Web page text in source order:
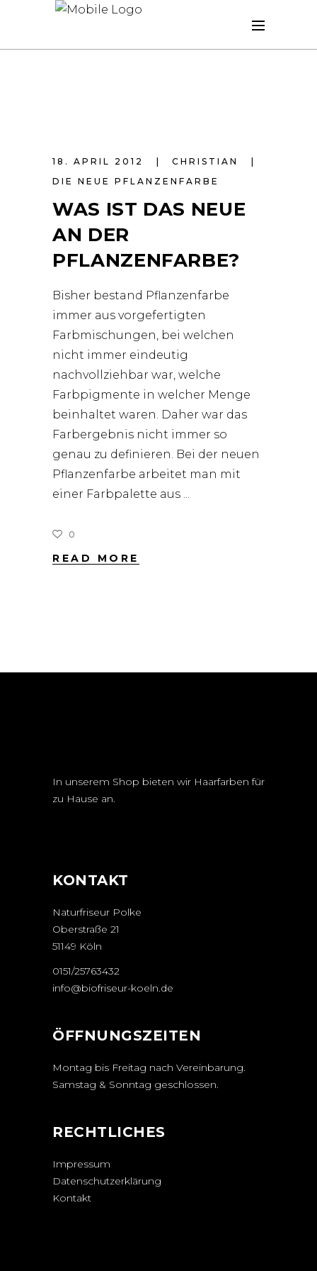
18. APRIL 2012
CHRISTIAN
DIE NEUE PFLANZENFARBE
WAS IST DAS NEUE
AN DER
PFLANZENFARBE?
Bisher bestand Pflanzenfarbe
immer aus vorgefertigten
Farbmischungen, bei welchen
nicht immer eindeutig
nachvollziehbar war, welche
Farbpigmente in welcher Menge
beinhaltet waren. Daher war das
Farbergebnis nicht immer so
genau zu definieren. Bei der neuen
Pflanzenfarbe arbeitet man mit
einer Farbpalette aus
0
READ MORE
In unserem Shop bieten wir Haarfarben für
zu Hause an.
KONTAKT
Naturfriseur Polke
Oberstraße 21
51149 Köln
0151/25763432
info@biofriseur-koeln.de
ÖFFNUNGSZEITEN
Montag bis Freitag nach Vereinbarung.
Samstag & Sonntag geschlossen.
RECHTLICHES
Impressum
Datenschutzerklärung
Kontakt